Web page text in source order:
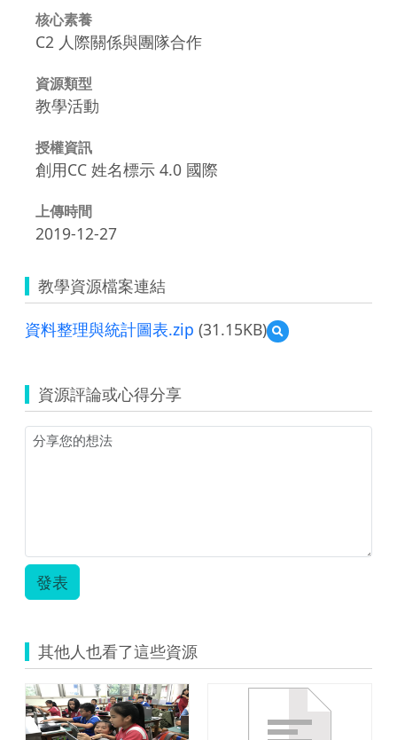
核心素養
C2 人際關係與團隊合作
資源類型
教學活動
授權資訊
創用CC 姓名標示 4.0 國際
上傳時間
2019-12-27
教學資源檔案連結
資料整理與統計圖表.zip (31.15KB)
預
覽
理
與
資源評論或心得分享
發表
其他人也看了這些資源